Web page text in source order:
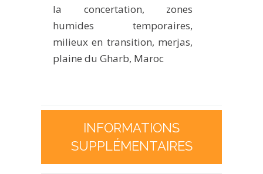
la concertation, zones
humides temporaires,
milieux en transition, merjas,
plaine du Gharb, Maroc
INFORMATIONS
SUPPLÉMENTAIRES